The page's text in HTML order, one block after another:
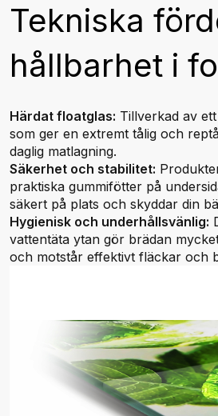
Tekniska
hållbarhet i
Härdat floatglas: Tillverkad av
som ger en extremt tålig och
daglig matlagning.
Säkerhet och stabilitet:
praktiska gummifötter på
säkert på plats och skyddar din
Hygienisk och underhållsvänlig:
vattentäta ytan gör brädan
och motstår effektivt fläckar och